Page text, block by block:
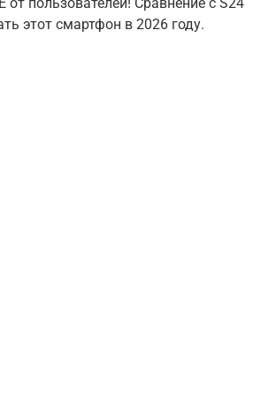
этот смартфон в 2026 году.